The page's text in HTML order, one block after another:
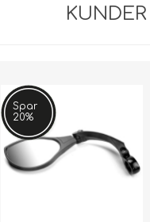
Spar
20%